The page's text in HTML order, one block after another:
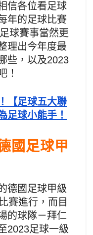
信各位看足球
年的足球比賽
球賽事當然更
理出今年度最
些，以及2023
！
【足球五大聯
足球小能手！
國足球甲
德國足球甲級
賽進行，而目
的球隊－拜仁
2023足球一級